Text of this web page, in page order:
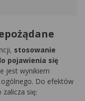
stosowanie
pojawienia się
jest wynikiem
ogólnego. Do efektów
się: